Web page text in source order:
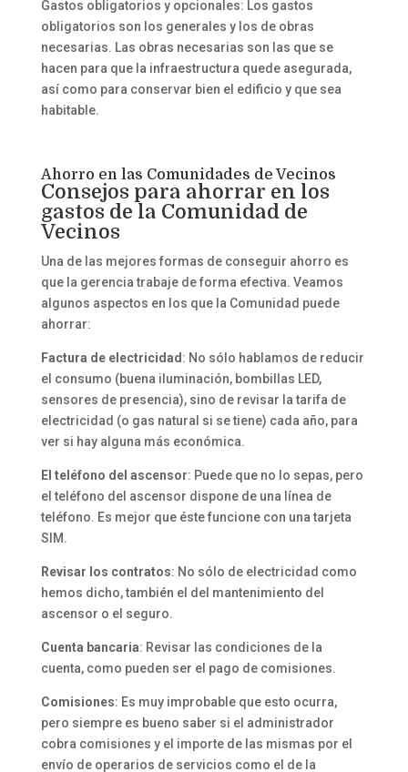
Gastos obligatorios y opcionales: Los gastos
obligatorios son los generales y los de obras
necesarias. Las obras necesarias son las que se
hacen para que la infraestructura quede asegurada,
así como para conservar bien el edificio y que sea
habitable.
Ahorro en las Comunidades de Vecinos
Consejos para ahorrar en los
gastos de la Comunidad de
Vecinos
Una de las mejores formas de conseguir ahorro es
que la gerencia trabaje de forma efectiva. Veamos
algunos aspectos en los que la Comunidad puede
ahorrar:
Factura de electricidad : No sólo hablamos de reducir
el consumo (buena iluminación, bombillas LED,
sensores de presencia), sino de revisar la tarifa de
electricidad (o gas natural si se tiene) cada año, para
ver si hay alguna más económica.
El teléfono del ascensor: Puede que no lo sepas, pero
el teléfono del ascensor dispone de una línea de
teléfono. Es mejor que éste funcione con una tarjeta
SIM.
Revisar los contratos: No sólo de electricidad como
hemos dicho, también el del mantenimiento del
ascensor o el seguro.
Cuenta bancaria: Revisar las condiciones de la
cuenta, como pueden ser el pago de comisiones.
Comisiones: Es muy improbable que esto ocurra,
pero siempre es bueno saber si el administrador
cobra comisiones y el importe de las mismas por el
envío de operarios de servicios como el de la